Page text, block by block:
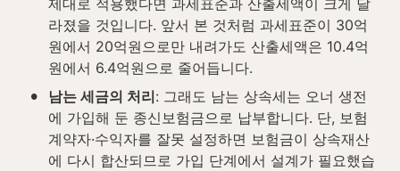
제대로 적용했다면 과세표준과 산출세액이 크게 달
라졌을 것입니다. 앞서 본 것처럼 과세표준이 30억
원에서 20억원으로만 내려가도 산출세액은 10.4억
원에서 6.4억원으로 줄어듭니다.
• 남는 세금의 처리: 그래도 남는 상속세는 오너 생전
에 가입해 둔 종신보험금으로 납부합니다. 단, 보험
계약자·수익자를 잘못 설정하면 보험금이 상속재산
에 다시 합산되므로 가입 단계에서 설계가 필요했습